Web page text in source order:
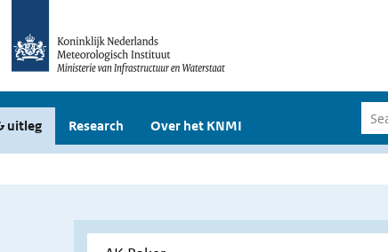
uitleg Research Over het KNMI